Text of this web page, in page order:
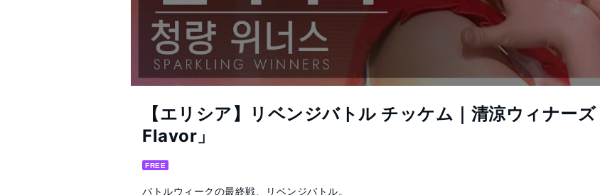
【エリシア】リベンジバトル チッケム｜清涼ウィナー
Flavor」
FREE
バトルウィークの最終戦、リベンジバトル。